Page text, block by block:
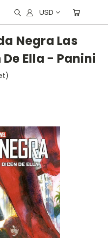
USD
Negra Las
Ella - Panini